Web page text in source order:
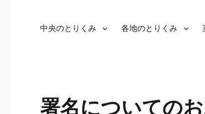
中央のとりくみ 各地のとりくみ
署名についての